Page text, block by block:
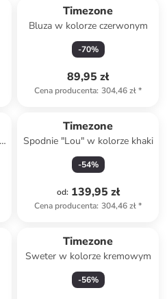
Timezone
Bluza w kolorze czerwonym
-70%
89,95 zł
Cena producenta: 304,46 zł*
Timezone
Spodnie "Lou" w kolorze khaki
-54%
od: 139,95 zł
Cena producenta: 304,46 zł*
Timezone
Sweter w kolorze kremowym
-56%